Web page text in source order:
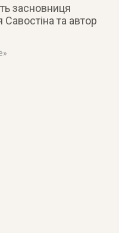
засновниця
та автор